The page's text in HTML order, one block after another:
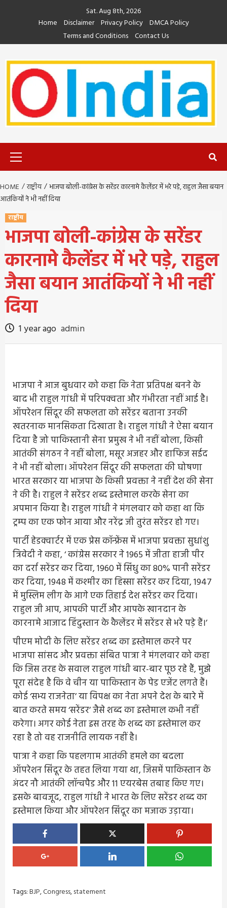
Sat. Aug 8th, 2026
Home
Disclaimer Privacy Policy DMCA Policy
Terms and Conditions Contact Us
HOME राष्ट्रीय
भाजपा बोली-कांग्रेस के सरेंडर कारनामे कैलेंडर में भरे पड़े, राहुल जैसा बयान
आतंकियों ने भी नहीं दिया
राष्ट्रीय
भाजपा बोली-कांग्रेस के सरेंडर
कारनामे कैलेंडर में भरे पड़े, राहुल
जैसा बयान आतंकियों ने भी नहीं
दिया
1 year ago admin
भाजपा ने आज बुधवार को कहा कि नेता प्रतिपक्ष बनने के
बाद भी राहुल गांधी में परिपक्वता और गंभीरता नहीं आई है।
ऑपरेशन सिंदूर की सफलता को सरेंडर बताना उनकी
खतरनाक मानसिकता दिखाता है। राहुल गांधी ने ऐसा बयान
दिया है जो पाकिस्तानी सेना प्रमुख ने भी नहीं बोला, किसी
आतंकी संगठन ने नहीं बोला, मसूर अजहर और हाफिज सईद
ने भी नहीं बोला। ऑपरेशन सिंदूर की सफलता की घोषणा
भारत सरकार या भाजपा के किसी प्रवक्ता ने नहीं देश की सेना
ने की है। राहुल ने सरेंडर शब्द इस्तेमाल करके सेना का
अपमान किया है। राहुल गांधी ने मंगलवार को कहा था कि
ट्रम्प का एक फोन आया और नरेंद्र जी तुरंत सरेंडर हो गए।
पार्टी हेडक्वार्टर में एक प्रेस कॉन्फ्रेंस में भाजपा प्रवक्ता सुधांशु
त्रिवेदी ने कहा, ‘ कांग्रेस सरकार ने 1965 में जीता हाजी पीर
का दर्रा सरेंडर कर दिया, 1960 में सिंधु का 80% पानी सरेंडर
कर दिया, 1948 में कश्मीर का हिस्सा सरेंडर कर दिया, 1947
में मुस्लिम लीग के आगे एक तिहाई देश सरेंडर कर दिया।
राहुल जी आप, आपकी पार्टी और आपके खानदान के
कारनामे आजाद हिंदुस्तान के कैलेंडर में सरेंडर से भरे पड़े हैं।’
पीएम मोदी के लिए सरेंडर शब्द का इस्तेमाल करने पर
भाजपा सांसद और प्रवक्ता संबित पात्रा ने मंगलवार को कहा
कि जिस तरह के सवाल राहुल गांधी बार-बार पूछ रहे हैं, मुझे
पूरा संदेह है कि वे चीन या पाकिस्तान के पेड एजेंट लगते हैं।
कोई ‘सभ्य राजनेता’ या विपक्ष का नेता अपने देश के बारे में
बात करते समय ‘सरेंडर’ जैसे शब्द का इस्तेमाल कभी नहीं
करेगा। अगर कोई नेता इस तरह के शब्द का इस्तेमाल कर
रहा है तो वह राजनीति लायक नहीं है।
पात्रा ने कहा कि पहलगाम आतंकी हमले का बदला
ऑपरेशन सिंदूर के तहत लिया गया था, जिसमें पाकिस्तान के
अंदर नौ आतंकी लॉन्चपैड और 11 एयरबेस तबाह किए गए।
इसके बावजूद, राहुल गांधी ने भारत के लिए सरेंडर शब्द का
इस्तेमाल किया और ऑपरेशन सिंदूर का मजाक उड़ाया।
Tags:BJP,Congress,statement